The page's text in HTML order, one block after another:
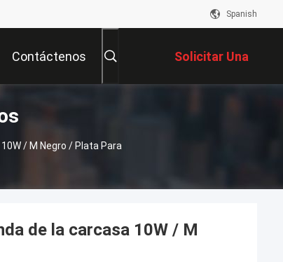
Spanish
Contáctenos Solicitar Una
Cotización
/ M Negro / Plata Para
de la carcasa 10W / M